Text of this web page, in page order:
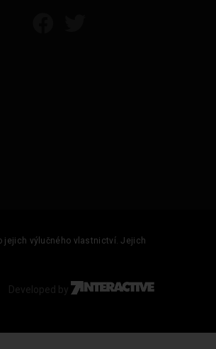
jejich výlučného vlastnictví. Jejich
Developed by